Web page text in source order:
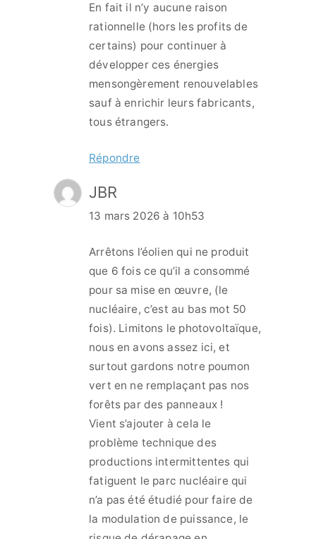
En fait il n’y aucune raison
rationnelle (hors les profits de
certains) pour continuer à
développer ces énergies
mensongèrement renouvelables
sauf à enrichir leurs fabricants,
tous étrangers.
Répondre
JBR
13 mars 2026 à 10h53
Arrêtons l’éolien qui ne produit
que 6 fois ce qu’il a consommé
pour sa mise en œuvre, (le
nucléaire, c’est au bas mot 50
fois). Limitons le photovoltaïque,
nous en avons assez ici, et
surtout gardons notre poumon
vert en ne remplaçant pas nos
forêts par des panneaux !
Vient s’ajouter à cela le
problème technique des
productions intermittentes qui
fatiguent le parc nucléaire qui
n’a pas été étudié pour faire de
la modulation de puissance, le